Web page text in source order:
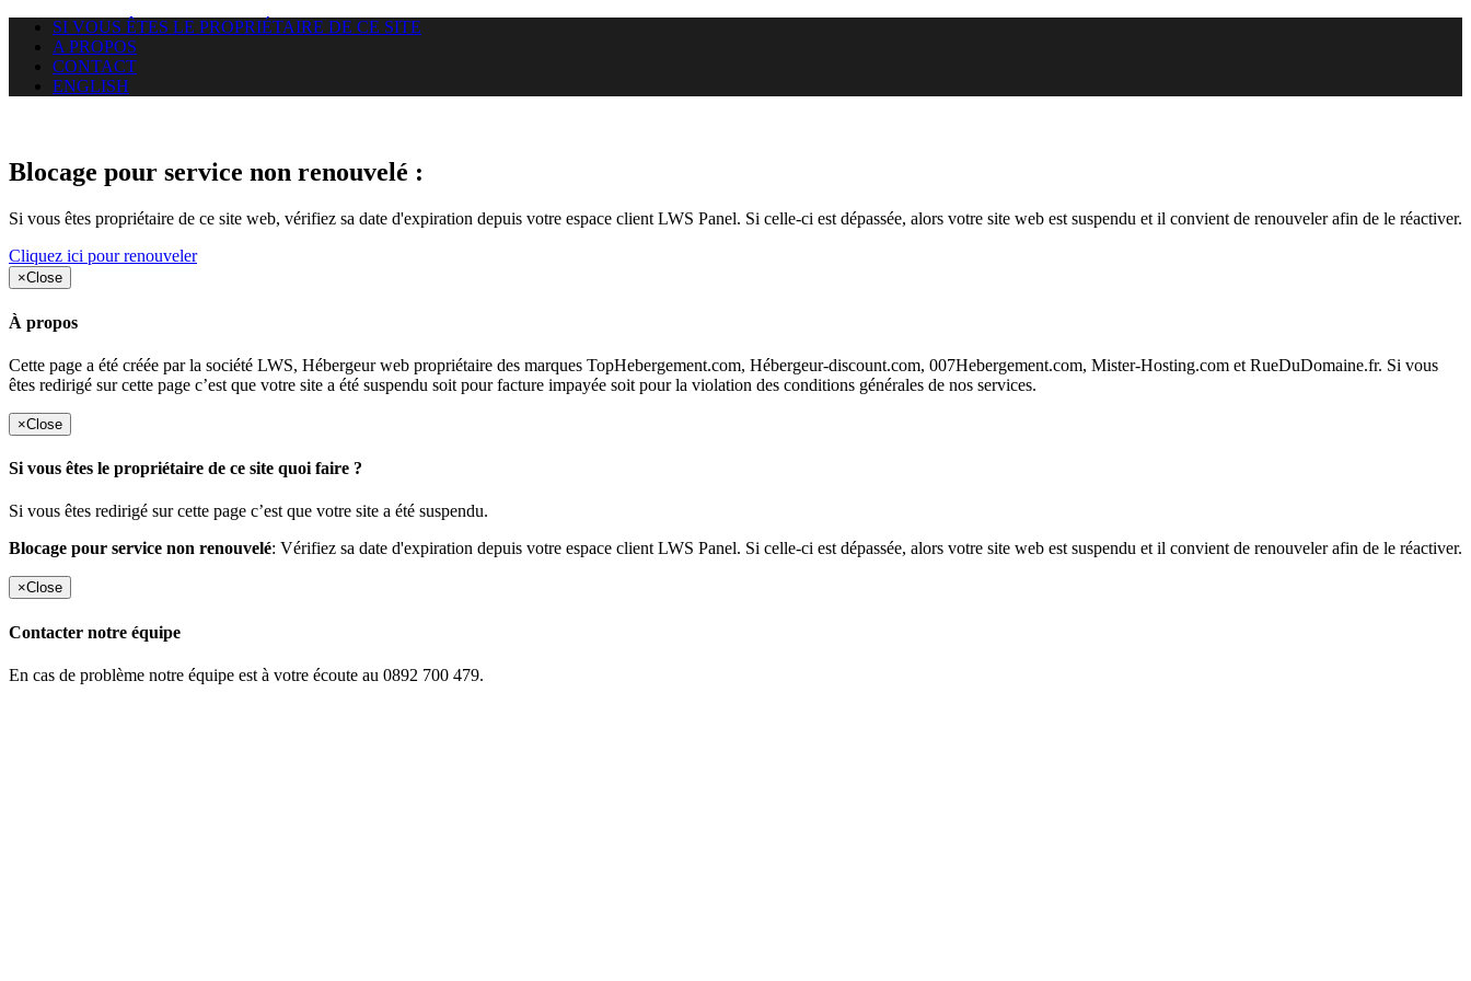
SI VOUS ÊTES LE PROPRIÉTAIRE DE CE SITE
A PROPOS
CONTACT
ENGLISH
Blocage pour service non renouvelé :
Si vous êtes propriétaire de ce site web, vérifiez sa date d'expiration depuis votre espace client LWS Panel. Si celle-ci est dépassée, alors votre site web est suspendu et il convient de renouveler afin de le réactiver.
Cliquez ici pour renouveler
×Close
À propos
Cette page a été créée par la société LWS, Hébergeur web propriétaire des marques TopHebergement.com, Hébergeur-discount.com, 007Hebergement.com, Mister-Hosting.com et RueDuDomaine.fr. Si vous
êtes redirigé sur cette page c’est que votre site a été suspendu soit pour facture impayée soit pour la violation des conditions générales de nos services.
×Close
Si vous êtes le propriétaire de ce site quoi faire ?
Si vous êtes redirigé sur cette page c’est que votre site a été suspendu.
Blocage pour service non renouvelé: Vérifiez sa date d'expiration depuis votre espace client LWS Panel. Si celle-ci est dépassée, alors votre site web est suspendu et il convient de renouveler afin de le réactiver.
×Close
Contacter notre équipe
En cas de problème notre équipe est à votre écoute au 0892 700 479.